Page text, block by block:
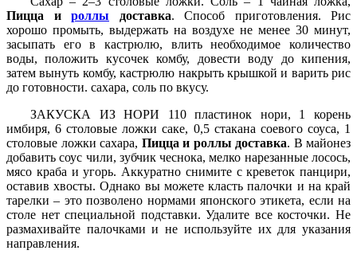
Пицца и роллы доставка. Способ приготовления. Рис
хорошо промыть, выдержать на воздухе не менее 30 минут,
засыпать его в кастрюлю, влить необходимое количество
воды, положить кусочек комбу, довести воду до кипения,
затем вынуть комбу, кастрюлю накрыть крышкой и варить рис
до готовности. сахара, соль по вкусу.
ЗАКУСКА ИЗ НОРИ 110 пластинок нори, 1 корень
имбиря, 6 столовые ложки саке, 0,5 стакана соевого соуса, 1
столовые ложки сахара, Пицца и роллы доставка. В майонез
добавить соус чили, зубчик чеснока, мелко нарезанные лосось,
мясо краба и угорь. Аккуратно снимите с креветок панцири,
оставив хвосты. Однако вы можете класть палочки и на край
тарелки – это позволено нормами японского этикета, если на
столе нет специальной подставки. Удалите все косточки. Не
размахивайте палочками и не используйте их для указания
направления.